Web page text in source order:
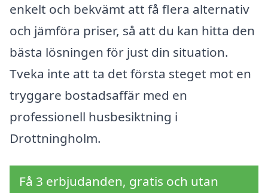
enkelt och bekvämt att få flera alternativ
och jämföra priser, så att du kan hitta den
bästa lösningen för just din situation.
Tveka inte att ta det första steget mot en
tryggare bostadsaffär med en
professionell husbesiktning i
Drottningholm.
Få 3 erbjudanden, gratis och utan